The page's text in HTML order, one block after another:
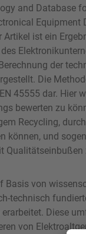
and Database
Equipment
ist ein
der
Die
45555 dar. Hier
bewerten zu
Recycling,
können, und
Basis von
technisch
Diese
von